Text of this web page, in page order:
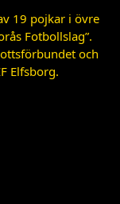
19 pojkar i övre
Fotbollslag”.
och
Elfsborg.